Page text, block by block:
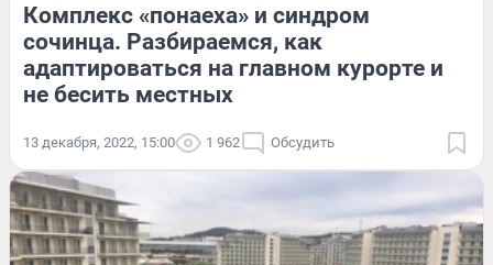
Комплекс «понаеха» и синдром
сочинца. Разбираемся, как
адаптироваться на главном курорте и
не бесить местных
13 декабря, 2022, 15:00 1 962 Обсудить